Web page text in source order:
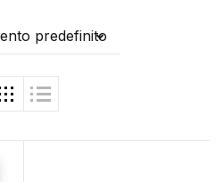
predefinito